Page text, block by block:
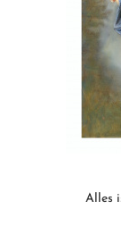
Alles